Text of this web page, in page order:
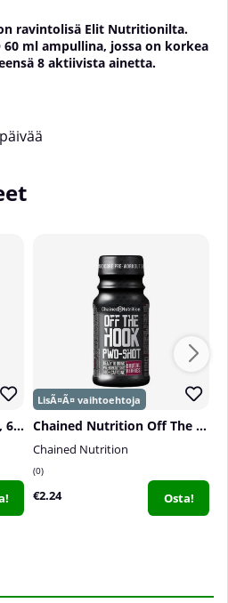
ravintolisä Elit Nutritionilta.
ml ampullina, jossa on korkea
8 aktiivista ainetta.
Star Nutrition PWO Shot, 60 ml Chained Nutrition Off The Hook PWO-Shot, 60 ml
Chained Nutrition
0
€2.24 Osta!